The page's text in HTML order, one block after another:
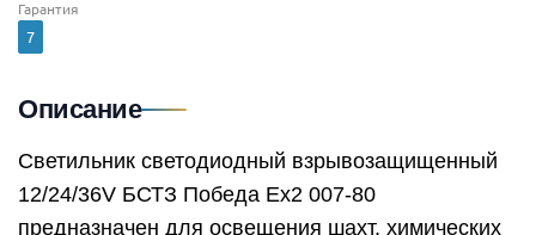
Гарантия
7
Описание
Светильник светодиодный взрывозащищенный
12/24/36V БСТЗ Победа Ex2 007-80
предназначен для освещения шахт, химических